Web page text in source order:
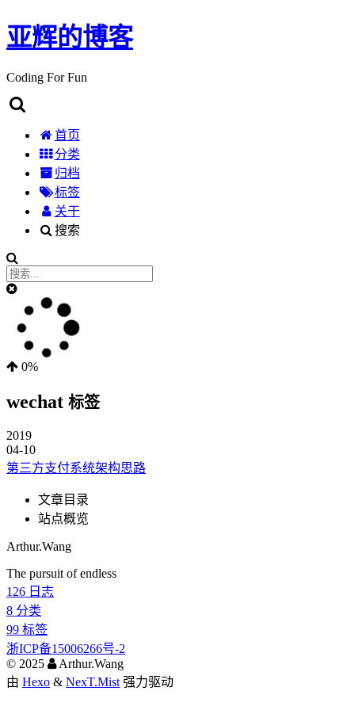
亚辉的博客
Coding For Fun
首页
分类
归档
标签
关于
搜索
0%
wechat 标签
2019
04-10
第三方支付系统架构思路
文章目录
站点概览
Arthur.Wang
The pursuit of endless
126 日志
8 分类
99 标签
浙ICP备15006266号-2
© 2025
Arthur.Wang
由 Hexo & NexT.Mist 强力驱动